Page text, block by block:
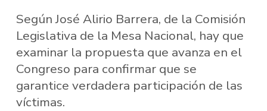
Según José Alirio Barrera, de la Comisión
Legislativa de la Mesa Nacional, hay que
examinar la propuesta que avanza en el
Congreso para confirmar que se
garantice verdadera participación de las
víctimas.